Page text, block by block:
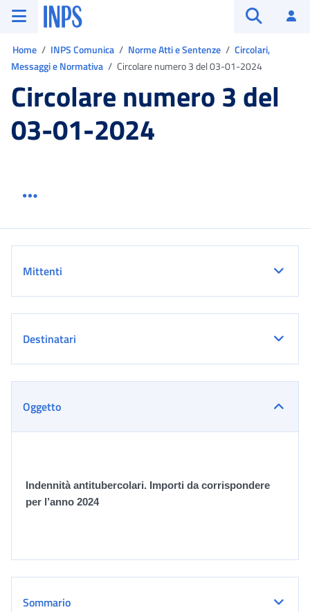
Vai al menu principale
Vai al contenuto principale
Vai al pie' di pagina
INPS ()
Home INPS Comunica Norme Atti e Sentenze
Circolari,
Messaggi e Normativa
Circolare numero 3 del 03-01-2024
Circolare numero 3 del
03-01-2024
Mittenti
Destinatari
Oggetto
Indennità antitubercolari. Importi da corrispondere
per l’anno 2024
Sommario